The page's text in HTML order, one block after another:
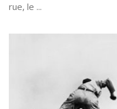
rue, le ...